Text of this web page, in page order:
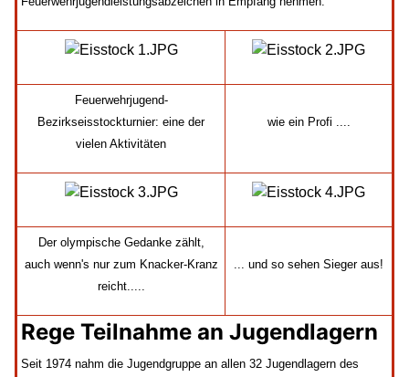
Feuerwehrjugend-
Bezirkseisstockturnier: eine der
vielen Aktivitäten
wie ein Profi ....
Der olympische Gedanke zählt,
auch wenn's nur zum Knacker-Kranz
reicht.....
... und so sehen Sieger aus!
Rege Teilnahme an Jugendlagern
Seit 1974 nahm die Jugendgruppe an allen 32 Jugendlagern des